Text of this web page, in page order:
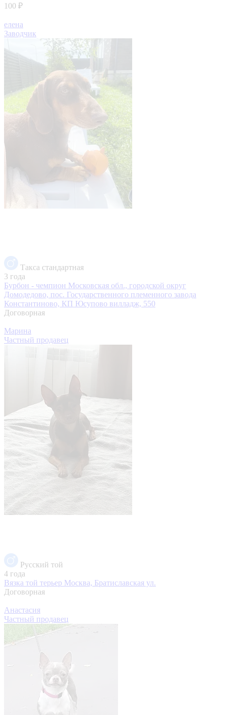
100 ₽
елена
Заводчик
Такса стандартная
3 года
Бурбон - чемпион Московская обл., городской округ
Домодедово, пос. Государственного племенного завода
Константиново, КП Юсупово вилладж, 550
Договорная
Марина
Частный продавец
Русский той
4 года
Вязка той терьер Москва, Братиславская ул.
Договорная
Анастасия
Частный продавец